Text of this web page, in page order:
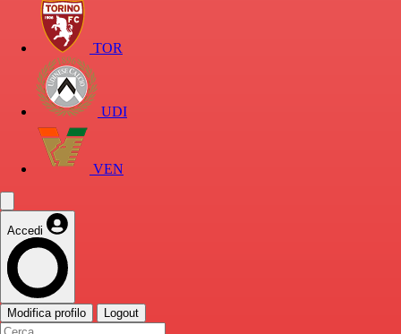
TOR
UDI
VEN
Accedi
Modifica profilo Logout